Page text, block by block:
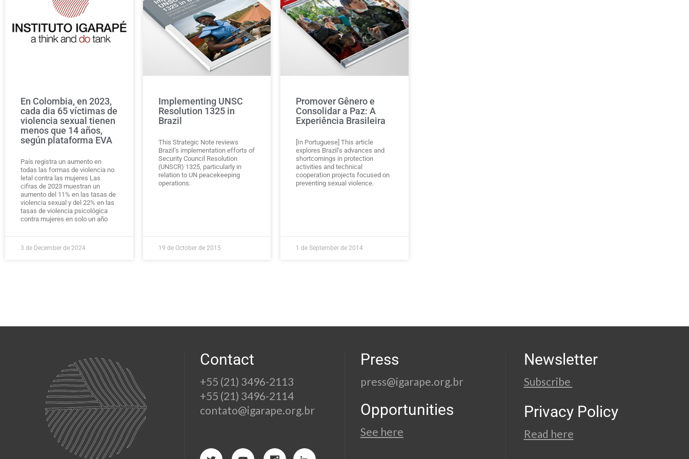
En Colombia, en 2023,
cada dia 65 víctimas de
violencia sexual tienen
menos que 14 años,
según plataforma EVA
País registra un aumento en
todas las formas de violencia no
letal contra las mujeres Las
cifras de 2023 muestran un
aumento del 11% en las tasas de
violencia sexual y del 22% en las
tasas de violencia psicológica
contra mujeres en solo un año
3 de December de 2024
Implementing UNSC
Resolution 1325 in
Brazil
This Strategic Note reviews
Brazil’s implementation efforts of
Security Council Resolution
(UNSCR) 1325, particularly in
relation to UN peacekeeping
operations.
19 de October de 2015
Promover Gênero e
Consolidar a Paz: A
Experiência Brasileira
[In Portuguese] This article
explores Brazil’s advances and
shortcomings in protection
activities and technical
cooperation projects focused on
preventing sexual violence.
1 de September de 2014
Contact
+55 (21) 3496-2113
+55 (21) 3496-2114
contato@igarape.org.br
Press
press@igarape.org.br
Opportunities
See here
Newsletter
Subscribe
Privacy Policy
Read here